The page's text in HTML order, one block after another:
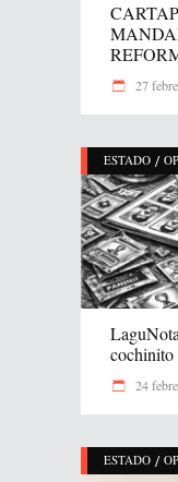
27
ESTADO /
cochinito
24
ESTADO /